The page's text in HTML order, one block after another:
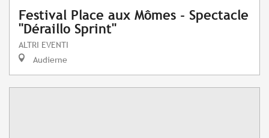
Festival Place aux Mômes - Spectacle
"Déraillo Sprint"
ALTRI EVENTI
Audierne